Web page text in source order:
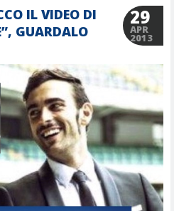
IL VIDEO DI
GUARDALO
29
APR
2013